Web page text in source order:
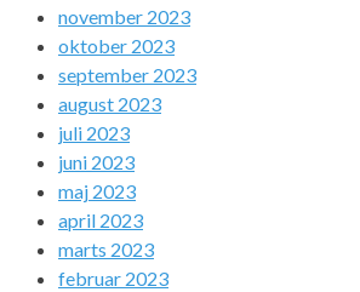
november 2023
oktober 2023
september 2023
august 2023
juli 2023
juni 2023
maj 2023
april 2023
marts 2023
februar 2023